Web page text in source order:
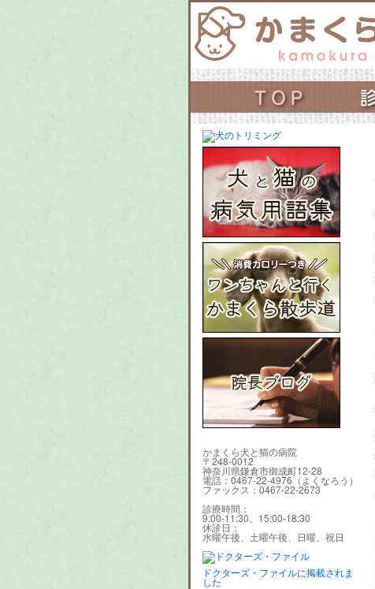
かまくら犬と猫の病院
〒248-0012
神奈川県鎌倉市御成町12-28
電話：0467-22-4976（よくなろう）
ファックス：0467-22-2673
診療時間：
9:00-11:30、15:00-18:30
休診日：
水曜午後、土曜午後、日曜、祝日
ドクターズ・ファイルに掲載されま
した